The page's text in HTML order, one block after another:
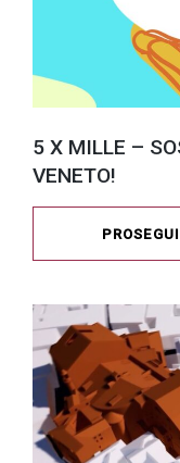
5 X MILLE –
VENETO!
PROSEGUI